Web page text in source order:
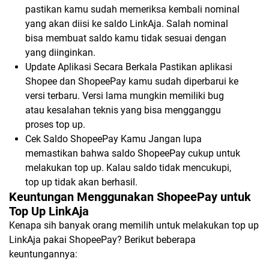
pastikan kamu sudah memeriksa kembali nominal
yang akan diisi ke saldo LinkAja. Salah nominal
bisa membuat saldo kamu tidak sesuai dengan
yang diinginkan.
Update Aplikasi Secara Berkala Pastikan aplikasi
Shopee dan ShopeePay kamu sudah diperbarui ke
versi terbaru. Versi lama mungkin memiliki bug
atau kesalahan teknis yang bisa mengganggu
proses top up.
Cek Saldo ShopeePay Kamu Jangan lupa
memastikan bahwa saldo ShopeePay cukup untuk
melakukan top up. Kalau saldo tidak mencukupi,
top up tidak akan berhasil.
Keuntungan Menggunakan ShopeePay untuk
Top Up LinkAja
Kenapa sih banyak orang memilih untuk melakukan top up
LinkAja pakai ShopeePay? Berikut beberapa
keuntungannya: